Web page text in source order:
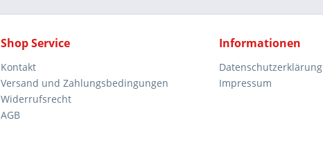
Shop Service
Kontakt
Versand und Zahlungsbedingungen
Widerrufsrecht
AGB
Informationen
Datenschutzerklärung
Impressum